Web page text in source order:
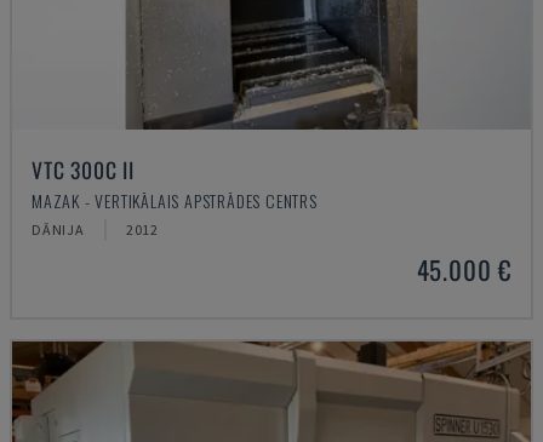
VTC 300C II
MAZAK - VERTIKĀLAIS APSTRĀDES CENTRS
DĀNIJA 2012
45.000 €